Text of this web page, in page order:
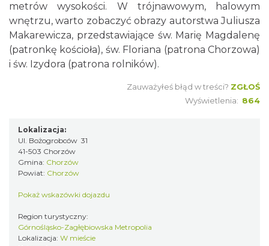
metrów wysokości. W trójnawowym, halowym
wnętrzu, warto zobaczyć obrazy autorstwa Juliusza
Makarewicza, przedstawiające św. Marię Magdalenę
(patronkę kościoła), św. Floriana (patrona Chorzowa)
i św. Izydora (patrona rolników).
Zauważyłeś błąd w treści? ZGŁOŚ
Wyświetlenia: 864
Lokalizacja:
Ul. Bożogrobców 31
41-503 Chorzów
Gmina: Chorzów
Powiat: Chorzów
Pokaż wskazówki dojazdu
Region turystyczny:
Górnośląsko-Zagłębiowska Metropolia
Lokalizacja: W mieście